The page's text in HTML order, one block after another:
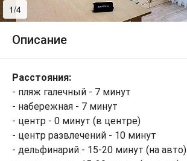
1/4
Описание
Расстояния:
- пляж галечный - 7 минут
- набережная - 7 минут
- центр - 0 минут (в центре)
- центр развлечений - 10 минут
- дельфинарий - 15-20 минут (на авто)